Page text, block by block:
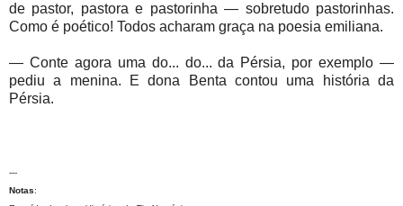
de pastor, pastora e pastorinha — sobretudo pastorinhas.
Como é poético! Todos acharam graça na poesia emiliana.
— Conte agora uma do... do... da Pérsia, por exemplo —
pediu a menina. E dona Benta contou uma história da
Pérsia.
---
Notas: